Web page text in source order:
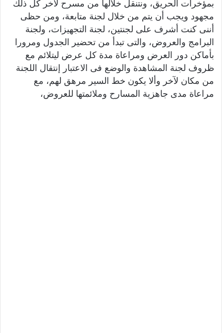
بمؤخرات الحريق، ونتنقل خلالها من مسرح لآخر كل ذلك
مجهود ويجب أن يتم من خلال لجنة متابعة، ومن حظى
أننى كنت أشرف على لجنتين، لجنة التجهيزات، ولجنة
البرامج والعروض، والتى تبدأ من تحضير الجدول ومرورا
بأماكن دور العرض ومراعاة مدة كل عرض ليتلائم مع
ظروف لجنة المشاهدة والوضع فى الاعتبار إنتقال اللجنة
من مكان لآخر وألا يكون خط السير مرهق لهم، مع
مراعاة مدى جاهزية المسارح وملائمتها للعروض،